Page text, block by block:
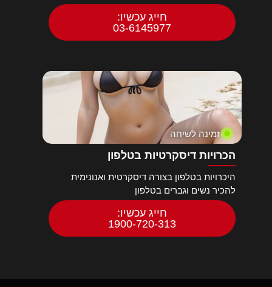
חייג עכשיו:
03-6145977
זמינה לשיחה
הכרויות דיסקרטיות בטלפון
היכרויות בטלפון בצורה דיסקרטית ואנונימית
להכיר נשים וגברים בטלפון
חייג עכשיו:
1900-720-313